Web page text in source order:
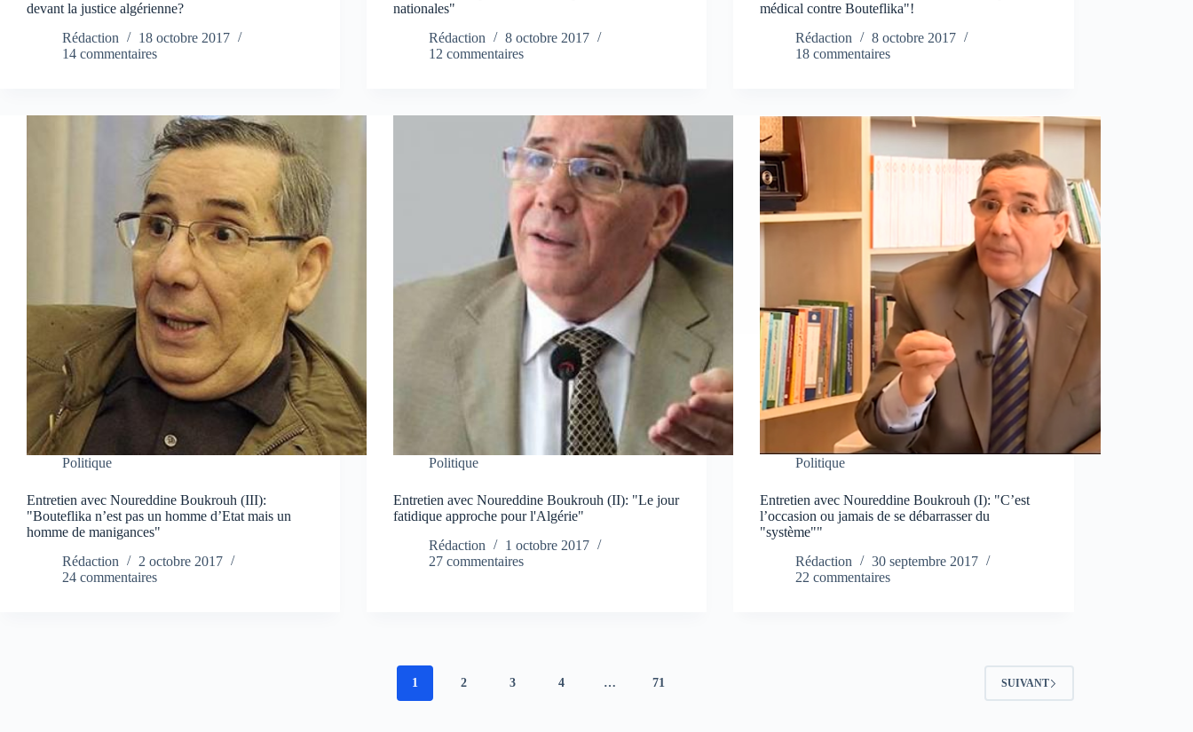
devant la justice algérienne?
Rédaction
18 octobre 2017
14 commentaires
nationales"
Rédaction
8 octobre 2017
12 commentaires
médical contre Bouteflika"!
Rédaction
8 octobre 2017
18 commentaires
Politique
Entretien avec Noureddine Boukrouh (III):
"Bouteflika n’est pas un homme d’Etat mais un
homme de manigances"
Rédaction
2 octobre 2017
24 commentaires
Politique
Entretien avec Noureddine Boukrouh (II): "Le jour
fatidique approche pour l'Algérie"
Rédaction
1 octobre 2017
27 commentaires
Politique
Entretien avec Noureddine Boukrouh (I): "C’est
l’occasion ou jamais de se débarrasser du
"système""
Rédaction
30 septembre 2017
22 commentaires
1 2 3 4 … 71 SUIVANT